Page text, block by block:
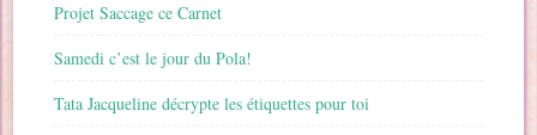
Projet Saccage ce Carnet
Samedi c’est le jour du Pola!
Tata Jacqueline décrypte les étiquettes pour toi